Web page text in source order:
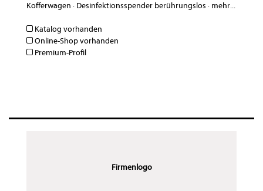
Kofferwagen · Desinfektionsspender berührungslos · mehr...
Katalog vorhanden
Online-Shop vorhanden
Premium-Profil
Firmenlogo